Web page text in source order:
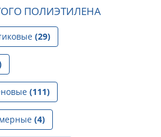
ПОЛИЭТИЛЕНА
(29)
(111)
(4)